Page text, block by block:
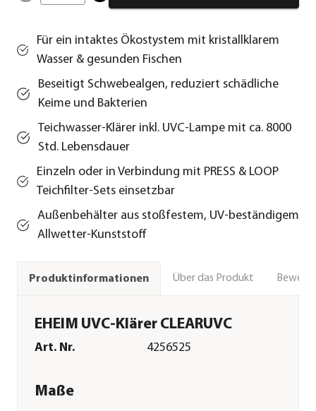
Für ein intaktes Ökostystem mit kristallklarem
Wasser & gesunden Fischen
Beseitigt Schwebealgen, reduziert schädliche
Keime und Bakterien
Teichwasser-Klärer inkl. UVC-Lampe mit ca. 8000
Std. Lebensdauer
Einzeln oder in Verbindung mit PRESS & LOOP
Teichfilter-Sets einsetzbar
Außenbehälter aus stoßfestem, UV-beständigem
Allwetter-Kunststoff
Produktinformationen Über das Produkt
EHEIM UVC-Klärer CLEARUVC
Art. Nr. 4256525
Maße